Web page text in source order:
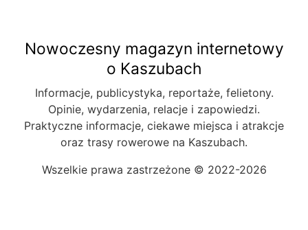
Nowoczesny magazyn internetowy
o Kaszubach
Informacje, publicystyka, reportaże, felietony.
Opinie, wydarzenia, relacje i zapowiedzi.
Praktyczne informacje, ciekawe miejsca i atrakcje
oraz trasy rowerowe na Kaszubach.
Wszelkie prawa zastrzeżone © 2022-2026